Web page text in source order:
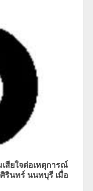
สียใจต่อเหตุการณ์
รินทร์ นนทบุรี เมื่อ